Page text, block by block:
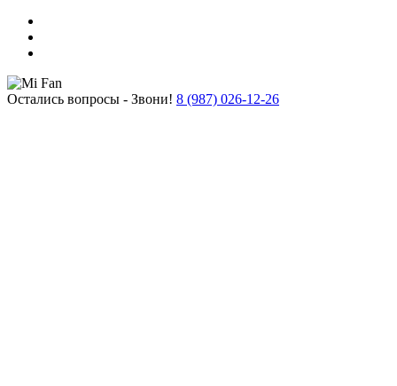
Остались вопросы - Звони! 8 (987) 026-12-26